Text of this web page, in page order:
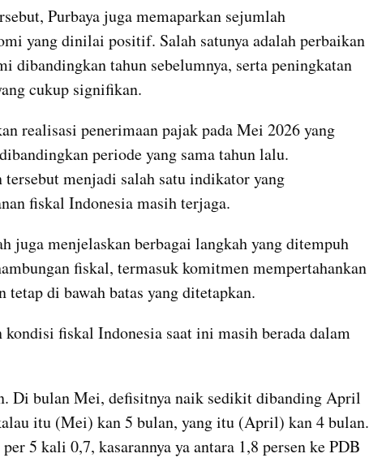
Purbaya juga memaparkan sejumlah
yang dinilai positif. Salah satunya adalah perbaikan
dibandingkan tahun sebelumnya, serta peningkatan
cukup signifikan.
realisasi penerimaan pajak pada Mei 2026 yang
periode yang sama tahun lalu.
tersebut menjadi salah satu indikator yang
fiskal Indonesia masih terjaga.
juga menjelaskan berbagai langkah yang ditempuh
fiskal, termasuk komitmen mempertahankan
tetap di bawah batas yang ditetapkan.
kondisi fiskal Indonesia saat ini masih berada dalam
Di bulan Mei, defisitnya naik sedikit dibanding April
itu (Mei) kan 5 bulan, yang itu (April) kan 4 bulan.
5 kali 0,7, kasarannya ya antara 1,8 persen ke PDB